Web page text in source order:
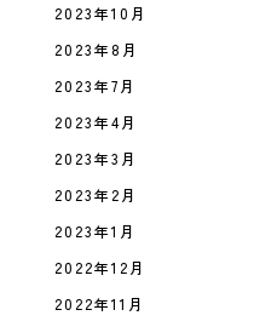
2023年10月
2023年8月
2023年7月
2023年4月
2023年3月
2023年2月
2023年1月
2022年12月
2022年11月